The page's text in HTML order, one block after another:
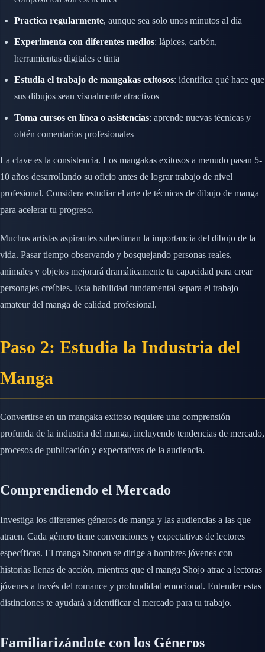
Practica regularmente, aunque sea solo unos minutos al día
Experimenta con diferentes medios: lápices, carbón,
herramientas digitales e tinta
Estudia el trabajo de mangakas exitosos: identifica qué hace que
sus dibujos sean visualmente atractivos
Toma cursos en línea o asistencias: aprende nuevas técnicas y
obtén comentarios profesionales
La clave es la consistencia. Los mangakas exitosos a menudo pasan 5-
10 años desarrollando su oficio antes de lograr trabajo de nivel
profesional. Considera estudiar el arte de técnicas de dibujo de manga
para acelerar tu progreso.
Muchos artistas aspirantes subestiman la importancia del dibujo de la
vida. Pasar tiempo observando y bosquejando personas reales,
animales y objetos mejorará dramáticamente tu capacidad para crear
personajes creíbles. Esta habilidad fundamental separa el trabajo
amateur del manga de calidad profesional.
Paso 2: Estudia la Industria del
Manga
Convertirse en un mangaka exitoso requiere una comprensión
profunda de la industria del manga, incluyendo tendencias de mercado,
procesos de publicación y expectativas de la audiencia.
Comprendiendo el Mercado
Investiga los diferentes géneros de manga y las audiencias a las que
atraen. Cada género tiene convenciones y expectativas de lectores
específicas. El manga Shonen se dirige a hombres jóvenes con
historias llenas de acción, mientras que el manga Shojo atrae a lectoras
jóvenes a través del romance y profundidad emocional. Entender estas
distinciones te ayudará a identificar el mercado para tu trabajo.
Familiarizándote con los Géneros